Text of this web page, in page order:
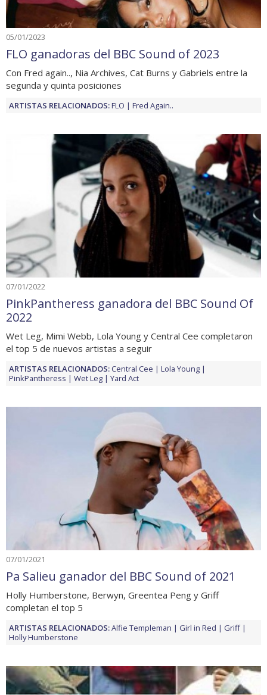
05/01/2023
FLO ganadoras del BBC Sound of 2023
Con Fred again.., Nia Archives, Cat Burns y Gabriels entre la
segunda y quinta posiciones
ARTISTAS RELACIONADOS:FLO Fred Again..
07/01/2022
PinkPantheress ganadora del BBC Sound Of
2022
Wet Leg, Mimi Webb, Lola Young y Central Cee completaron
el top 5 de nuevos artistas a seguir
ARTISTAS RELACIONADOS:Central Cee
Lola Young
PinkPantheress
Wet Leg Yard Act
07/01/2021
Pa Salieu ganador del BBC Sound of 2021
Holly Humberstone, Berwyn, Greentea Peng y Griff
completan el top 5
ARTISTAS RELACIONADOS:Alfie Templeman Girl in Red
Griff
Holly Humberstone